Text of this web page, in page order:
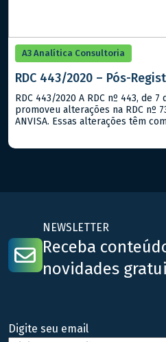
A3 Analítica Consultoria
RDC 443/2020 – Pós-
RDC 443/2020 A RDC nº 443, de
promoveu alterações na RDC nº
ANVISA. Essas alterações têm
NEWSLETTER
Receba
novidades
Digite seu email